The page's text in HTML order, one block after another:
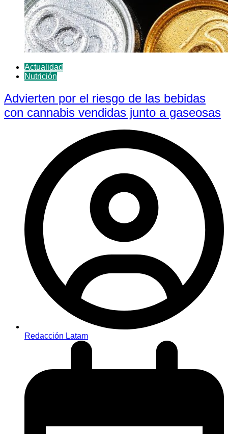
Actualidad
Nutrición
Advierten por el riesgo de las bebidas
con cannabis vendidas junto a gaseosas
Redacción Latam